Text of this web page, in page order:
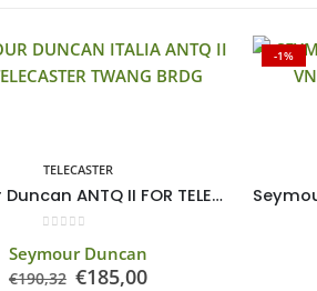
TELECASTER
Seymour Duncan ANTQ II FOR TELECASTER TWANG BRDG
Seymour Duncan
€190,32 €185,00
-1%